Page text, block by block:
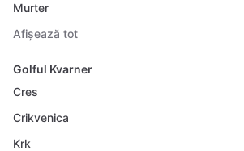
Murter
Afișează tot
Golful Kvarner
Cres
Crikvenica
Krk